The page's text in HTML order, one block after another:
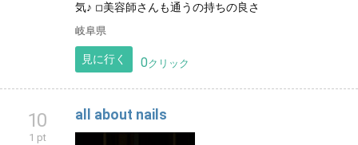
気♪ ◽︎美容師さんも通うの持ちの良さ
岐阜県
見に行く 0クリック
10
1 pt
all about nails